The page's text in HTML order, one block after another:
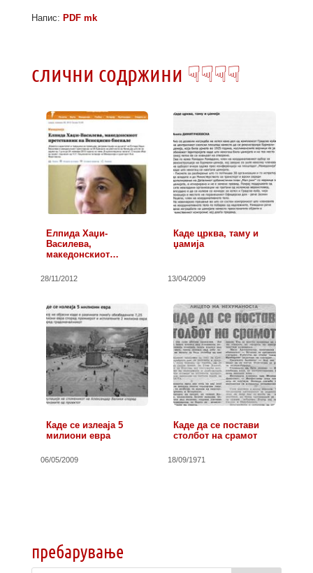
Напис: PDF mk
слични содржини ☟☟☟☟
Eлпида Хаџи-
Василева,
македонскиот
28/11/2012
Каде црква, таму и
џамија
13/04/2009
Каде се излеаја 5
милиони евра
06/05/2009
Каде да се постави
столбот на срамот
18/09/1971
пребарување